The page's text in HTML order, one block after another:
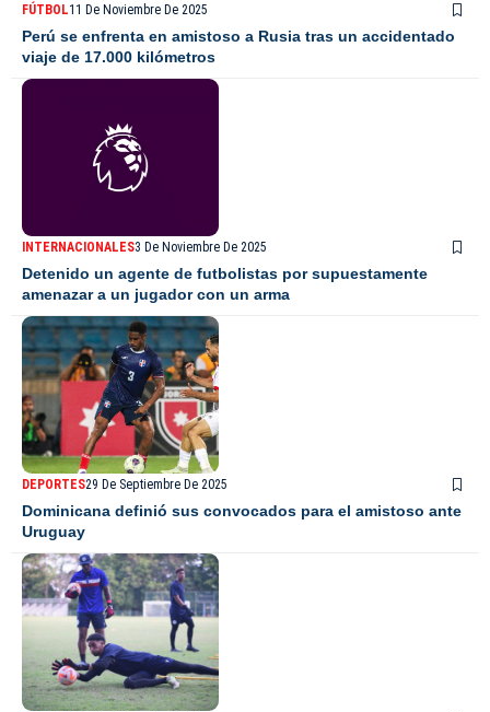
FÚTBOL11 De Noviembre De 2025
Perú se enfrenta en amistoso a Rusia tras un accidentado
viaje de 17.000 kilómetros
INTERNACIONALES3 De Noviembre De 2025
Detenido un agente de futbolistas por supuestamente
amenazar a un jugador con un arma
DEPORTES29 De Septiembre De 2025
Dominicana definió sus convocados para el amistoso ante
Uruguay